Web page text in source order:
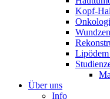
Kopf-
Über uns
Info